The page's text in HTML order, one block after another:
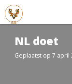
NL doet
Geplaatst op 7 april